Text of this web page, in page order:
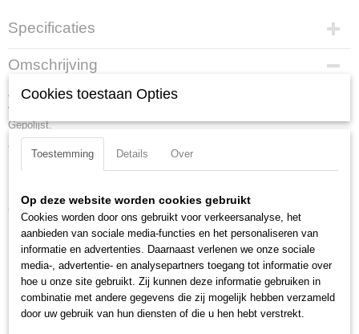
Specificaties
Productcode
2597-17
EAN code
Productcode leverancier
Omschrijving
Aan beide zijden voorzien van een zeskantprofiel en de korte zijde is
voorzien van een gat waar een draaistang doorheen kan steken.
Gepolijst.
Totale lengte: 187 mm
Ook interessant
Cookies toestaan Opties
Toestemming Details Over
Op deze website worden cookies gebruikt
Cookies worden door ons gebruikt voor verkeersanalyse, het
aanbieden van sociale media-functies en het personaliseren van
informatie en advertenties. Daarnaast verlenen we onze sociale
media-, advertentie- en analysepartners toegang tot informatie over
hoe u onze site gebruikt. Zij kunnen deze informatie gebruiken in
combinatie met andere gegevens die zij mogelijk hebben verzameld
door uw gebruik van hun diensten of die u hen hebt verstrekt.